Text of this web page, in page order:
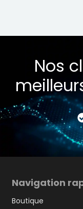
Nos
Navigation
Boutique